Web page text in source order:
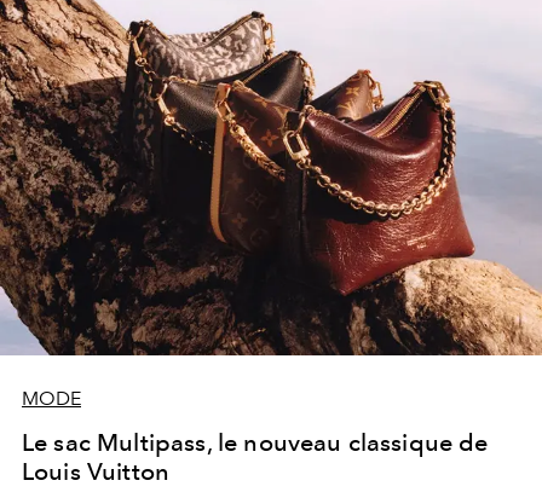
MODE
Le sac Multipass, le nouveau classique de
Louis Vuitton